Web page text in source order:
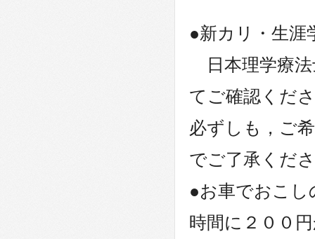
●新カリ・生
日本理学療法
てご確認くだ
必ずしも，ご
でご了承くだ
●お車でおこし
時間に２００